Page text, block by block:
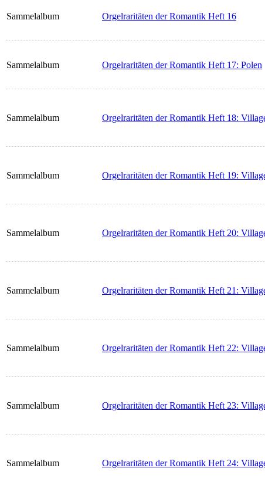
Sammelalbum Orgelraritäten der Romantik Heft 16
Sammelalbum Orgelraritäten der Romantik Heft 17: Polen
Sammelalbum Orgelraritäten der Romantik Heft 18:
Sammelalbum Orgelraritäten der Romantik Heft 19:
Sammelalbum Orgelraritäten der Romantik Heft 20:
Sammelalbum Orgelraritäten der Romantik Heft 21:
Sammelalbum Orgelraritäten der Romantik Heft 22:
Sammelalbum Orgelraritäten der Romantik Heft 23:
Sammelalbum Orgelraritäten der Romantik Heft 24: